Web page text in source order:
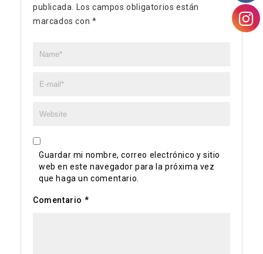
publicada.
Los campos obligatorios están
marcados con *
Guardar mi nombre, correo electrónico y sitio
web en este navegador para la próxima vez
que haga un comentario.
Comentario *